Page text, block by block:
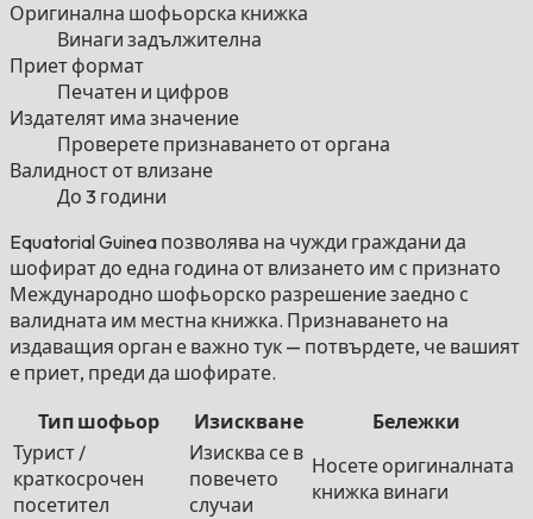
Оригинална шофьорска книжка
Винаги задължителна
Приет формат
Печатен и цифров
Издателят има значение
Проверете признаването от органа
Валидност от влизане
До 3 години
Equatorial Guinea позволява на чужди граждани да
шофират до една година от влизането им с признато
Международно шофьорско разрешение заедно с
валидната им местна книжка. Признаването на
издаващия орган е важно тук — потвърдете, че вашият
е приет, преди да шофирате.
Тип шофьор Изискване
Бележки
Турист /
краткосрочен
посетител
Изисква се в
повечето
случаи
Носете оригиналната
книжка винаги